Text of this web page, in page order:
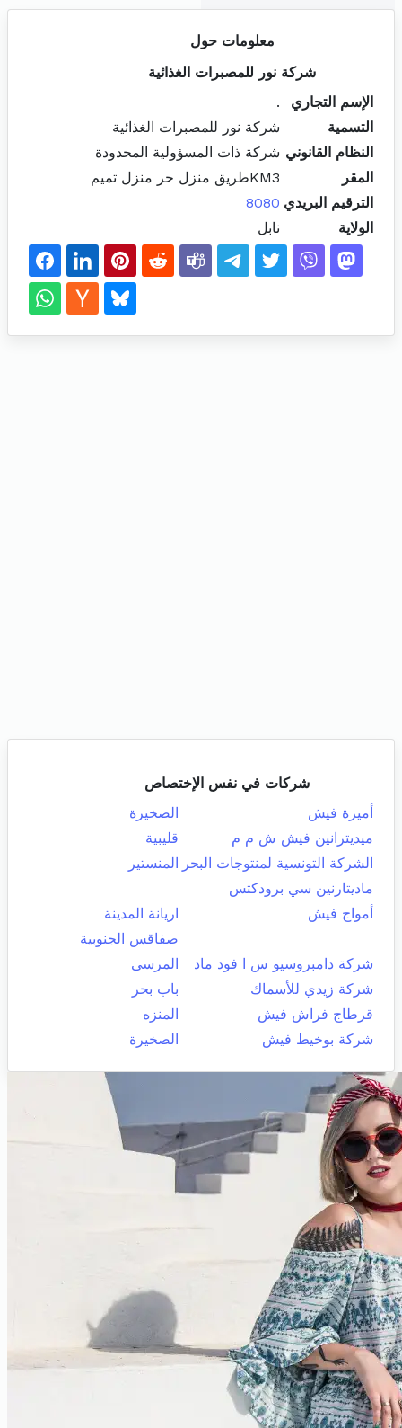
معلومات حول
شركة نور للمصبرات الغذائية
الإسم التجاري
.
التسمية
شركة نور للمصبرات الغذائية
النظام القانوني شركة ذات المسؤولية المحدودة
المقر
KM3طريق منزل حر منزل تميم
الترقيم البريدي 8080
الولاية
نابل
شركات في نفس الإختصاص
أميرة فيش
الصخيرة
ميديترانين فيش ش م م
قليبية
الشركة التونسية لمنتوجات البحر
المنستير
ماديتارنين سي برودكتس
أمواج فيش
اريانة المدينة
صفاقس الجنوبية
شركة دامبروسيو س ا فود ماد
المرسى
شركة زيدي للأسماك
باب بحر
قرطاج فراش فيش
المنزه
شركة بوخيط فيش
الصخيرة